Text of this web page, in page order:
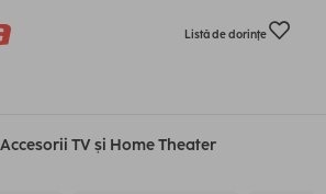
Listă de dorinţe
Accesorii TV și Home Theater